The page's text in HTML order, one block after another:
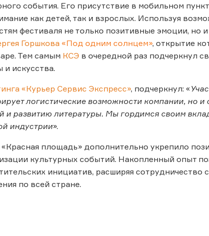
события. Его присутствие в мобильном
как детей, так и взрослых. Используя
фестиваля не только позитивные эмоции, но
Горшкова «Под одним солнцем», открытие
Тем самым КСЭ в очередной раз подчеркнул
искусства.
«Курьер Сервис Экспресс», подчеркнул: «
логистические возможности компании, но и
и развитию литературы. Мы гордимся своим
индустрии».
площадь» дополнительно укрепило
культурных событий. Накопленный опыт
инициатив, расширяя сотрудничество
по всей стране.